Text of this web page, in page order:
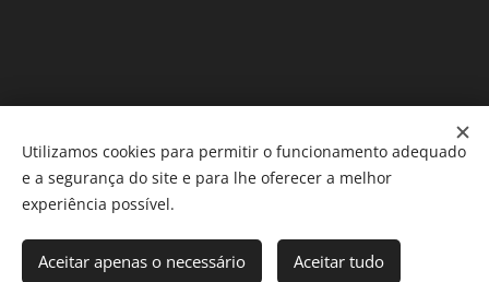
Adicionar ao carrinho
Móveis em Saldo ®️ Cookies
Utilizamos cookies para permitir o funcionamento adequado
e a segurança do site e para lhe oferecer a melhor
experiência possível.
Aceitar apenas o necessário Aceitar tudo